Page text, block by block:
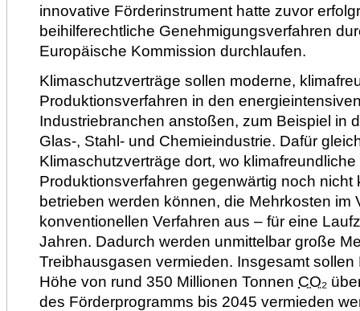
innovative Förderinstrument hatte zuvor
beihilferechtliche Genehmigungsverfahren
Europäische Kommission durchlaufen.
Klimaschutzverträge sollen moderne,
Produktionsverfahren in den
Industriebranchen anstoßen, zum Beispiel in
Glas-, Stahl- und Chemieindustrie. Dafür
Klimaschutzverträge dort, wo klimafreundliche
Produktionsverfahren gegenwärtig noch nicht
betrieben werden können, die Mehrkosten im
konventionellen Verfahren aus – für eine
Jahren. Dadurch werden unmittelbar große
Treibhausgasen vermieden. Insgesamt sollen
Höhe von rund 350 Millionen Tonnen CO₂
des Förderprogramms bis 2045 vermieden